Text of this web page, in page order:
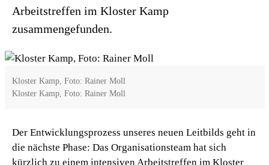
Arbeitstreffen im Kloster Kamp
zusammengefunden.
Kloster Kamp, Foto: Rainer Moll
Kloster Kamp, Foto: Rainer Moll
Der Entwicklungsprozess unseres neuen Leitbilds geht in
die nächste Phase: Das Organisationsteam hat sich
kürzlich zu einem intensiven Arbeitstreffen im Kloster